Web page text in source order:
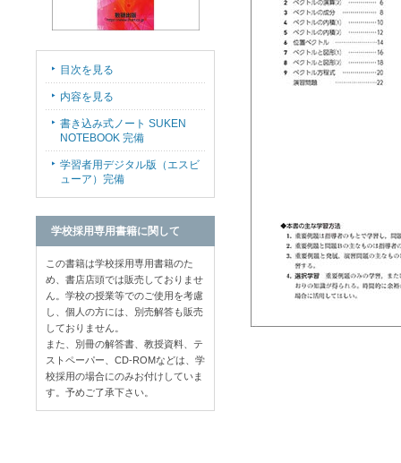
目次を見る
内容を見る
書き込み式ノート SUKEN
NOTEBOOK 完備
学習者用デジタル版（エスビ
ューア）完備
学校採用専用書籍に関して
この書籍は学校採用専用書籍のた
め、書店店頭では販売しておりませ
ん。学校の授業等でのご使用を考慮
し、個人の方には、別売解答も販売
しておりません。
また、別冊の解答書、教授資料、テ
ストペーパー、CD-ROMなどは、学
校採用の場合にのみお付けしていま
す。予めご了承下さい。